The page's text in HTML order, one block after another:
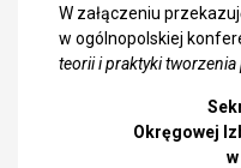
W załączeniu
w ogólnopolskiej
teorii i praktyki tworzenia
Okręgowej